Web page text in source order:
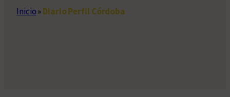
Inicio»Diario Perfil Córdoba